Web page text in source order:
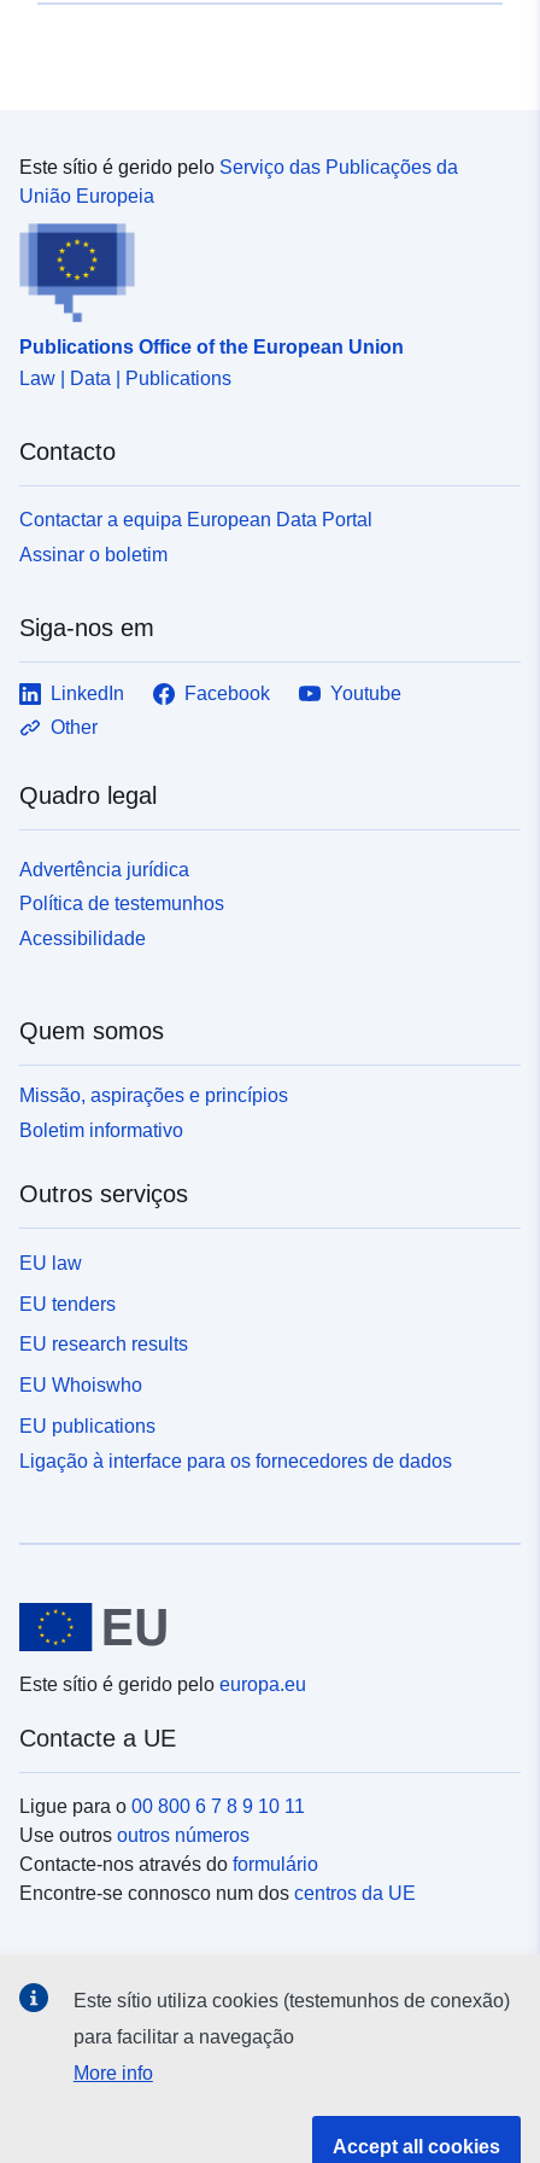
Este sítio é gerido pelo Serviço das Publicações da
União Europeia
Publications Office of the European Union
Law | Data | Publications
Contacto
Contactar a equipa European Data Portal
Assinar o boletim
Siga-nos em
LinkedIn Facebook
Youtube
Other
Quadro legal
Advertência jurídica
Política de testemunhos
Acessibilidade
Quem somos
Missão, aspirações e princípios
Boletim informativo
Outros serviços
EU law
EU tenders
EU research results
EU Whoiswho
EU publications
Ligação à interface para os fornecedores de dados
Este sítio é gerido pelo europa.eu
Contacte a UE
Ligue para o 00 800 6 7 8 9 10 11
Use outros outros números
Contacte-nos através do formulário
Encontre-se connosco num dos centros da UE
Procure as contas da UE nasredes sociais
Instituições e organismos da UE
Este sítio utiliza cookies (testemunhos de conexão)
para facilitar a navegação
More info
Accept all cookies